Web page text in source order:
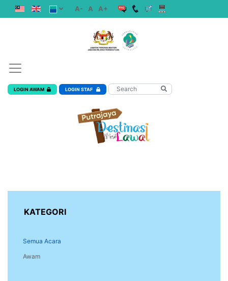
A- A A+
LOGIN AWAM LOGIN STAF
KATEGORI
Semua Acara
Awam